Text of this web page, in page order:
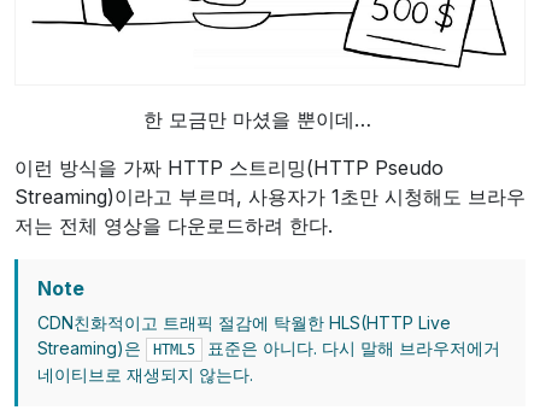
한 모금만 마셨을 뿐이데…
이런 방식을 가짜 HTTP 스트리밍(HTTP Pseudo
Streaming)이라고 부르며, 사용자가 1초만 시청해도 브라우
저는 전체 영상을 다운로드하려 한다.
Note
CDN친화적이고 트래픽 절감에 탁월한 HLS(HTTP Live
Streaming)은
HTML5
표준은 아니다. 다시 말해 브라우저에거
네이티브로 재생되지 않는다.